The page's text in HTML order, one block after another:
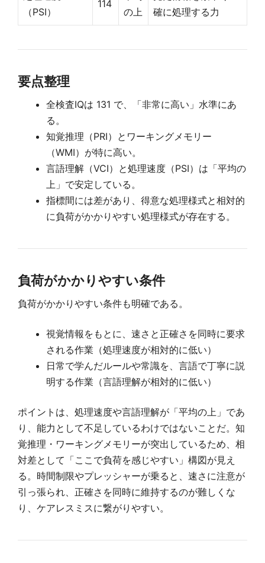
（PSI）
114
の上
確に処理する力
要点整理
全検査IQは 131 で、「非常に高い」水準にあ
る。
知覚推理（PRI）とワーキングメモリー
（WMI）が特に高い。
言語理解（VCI）と処理速度（PSI）は「平均の
上」で安定している。
指標間には差があり、得意な処理様式と相対的
に負荷がかかりやすい処理様式が存在する。
負荷がかかりやすい条件
負荷がかかりやすい条件も明確である。
視覚情報をもとに、速さと正確さを同時に要求
される作業（処理速度が相対的に低い）
日常で学んだルールや常識を、言語で丁寧に説
明する作業（言語理解が相対的に低い）
ポイントは、処理速度や言語理解が「平均の上」であ
り、能力として不足しているわけではないことだ。知
覚推理・ワーキングメモリーが突出しているため、相
対差として「ここで負荷を感じやすい」構図が見え
る。時間制限やプレッシャーが乗ると、速さに注意が
引っ張られ、正確さを同時に維持するのが難しくな
り、ケアレスミスに繋がりやすい。